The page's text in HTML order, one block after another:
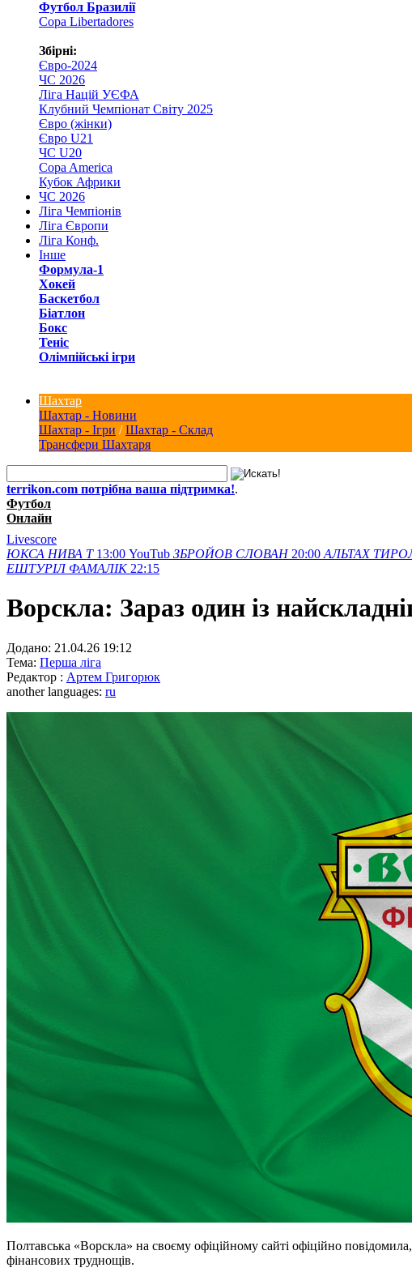
Футбол Бразилії
Copa Libertadores
Збірні:
Євро-2024
ЧС 2026
Ліга Націй УЄФА
Клубний Чемпіонат Світу 2025
Євро (жінки)
Євро U21
ЧС U20
Copa America
Кубок Африки
ЧС 2026
Ліга Чемпіонів
Ліга Європи
Ліга Конф.
Інше
Формула-1
Хокей
Баскетбол
Біатлон
Бокс
Теніс
Олімпійські ігри
Шахтар
Шахтар - Новини
Шахтар - Ігри /Шахтар - Склад
Трансфери Шахтаря
terrikon.com потрібна ваша підтримка!.
Футбол
Онлайн
Livescore
ЮКСА НИВА Т 13:00 YouTub ЗБРОЙОВ СЛОВАН 20:00 АЛЬТАХ
ЕШТУРІЛ ФАМАЛІК 22:15
Ворскла: Зараз один із
Додано: 21.04.26 19:12
Тема: Перша ліга
Редактор : Артем Григорюк
another languages: ru
Полтавська «Ворскла» на своєму офіційному сайті офіційно
фінансових труднощів.